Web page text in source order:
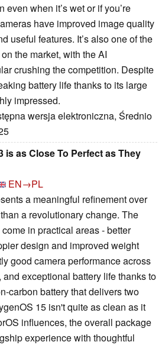
even when it’s wet or if you’re
have improved image quality
useful features. It’s also one of the
the market, with the AI
crushing the competition. Despite
battery life thanks to its large
impressed.
wersja elektroniczna, Średnio
is as Close To Perfect as They
EN→PL
a meaningful refinement over
a revolutionary change. The
in practical areas - better
design and improved weight
good camera performance across
exceptional battery life thanks to
carbon battery that delivers two
15 isn't quite as clean as it
influences, the overall package
experience with thoughtful